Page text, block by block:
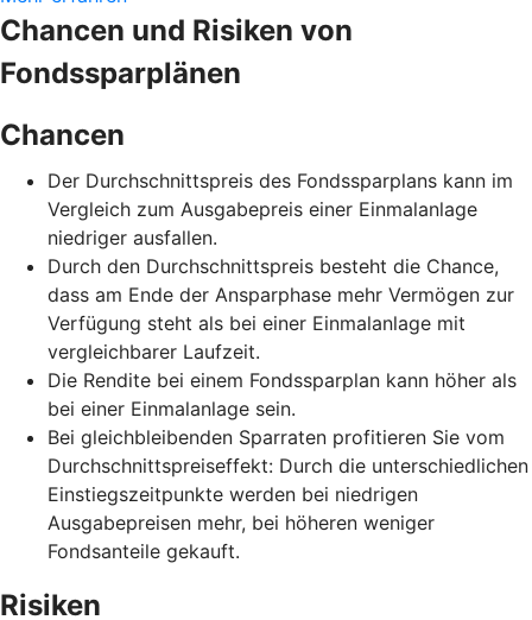
Chancen und Risiken von
Fondssparplänen
Chancen
Der Durchschnittspreis des Fondssparplans kann im
Vergleich zum Ausgabepreis einer Einmalanlage
niedriger ausfallen.
Durch den Durchschnittspreis besteht die Chance,
dass am Ende der Ansparphase mehr Vermögen zur
Verfügung steht als bei einer Einmalanlage mit
vergleichbarer Laufzeit.
Die Rendite bei einem Fondssparplan kann höher als
bei einer Einmalanlage sein.
Bei gleichbleibenden Sparraten profitieren Sie vom
Durchschnittspreiseffekt: Durch die unterschiedlichen
Einstiegszeitpunkte werden bei niedrigen
Ausgabepreisen mehr, bei höheren weniger
Fondsanteile gekauft.
Risiken